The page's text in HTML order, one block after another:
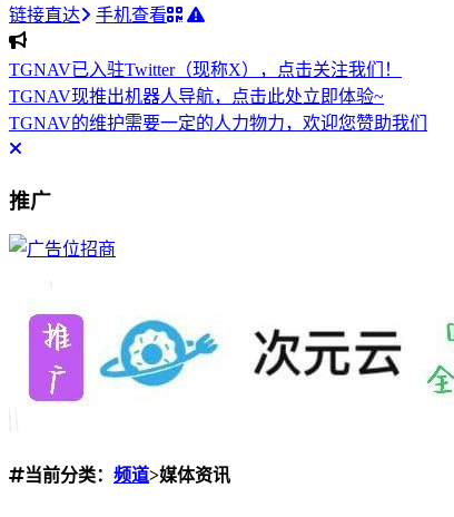
链接直达 手机查看
TGNAV已入驻Twitter（现称X），点击关注我们！
TGNAV现推出机器人导航，点击此处立即体验~
TGNAV的维护需要一定的人力物力，欢迎您赞助我们
推广
当前分类： 频道>媒体资讯